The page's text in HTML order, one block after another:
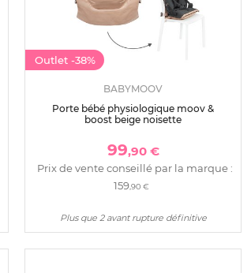
Outlet -38%
BABYMOOV
Porte bébé physiologique moov &
boost beige noisette
99,90 €
Prix de vente conseillé par la marque :
159,90 €
Plus que 2 avant rupture définitive